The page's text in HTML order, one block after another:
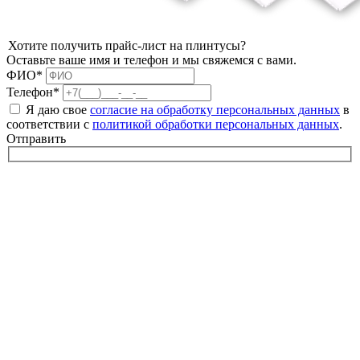
Хотите получить прайс-лист на плинтусы?
Оставьте ваше имя и телефон и мы свяжемся с вами.
ФИО*
Телефон*
Я даю свое согласие на обработку персональных данных в
соответствии с политикой обработки персональных данных.
Отправить